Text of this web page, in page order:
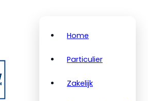
Home
Particulier
Zakelijk